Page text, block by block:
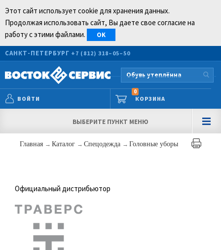
Этот сайт использует cookie для хранения данных.
Продолжая использовать сайт, Вы даете свое согласие на
работу с этими файлами.
OK
САНКТ-ПЕТЕРБУРГ +7 (812) 318–05–50
ВОЙТИ КОРЗИНА
0
ВЫБЕРИТЕ ПУНКТ МЕНЮ
Главная → Каталог → Спецодежда → Головные уборы
Официальный дистрибьютор